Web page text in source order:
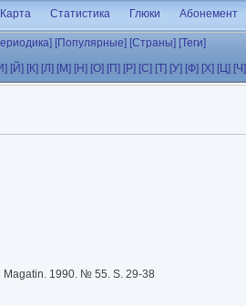
Карта Статистика Глюки Абонемент
[Популярные] [Страны] [Теги]
[Й] [К] [Л] [М] [Н] [О] [П] [Р] [С] [Т] [У] [Ф] [Х] [Ц] [Ч]
Magatin. 1990. № 55. S. 29-38